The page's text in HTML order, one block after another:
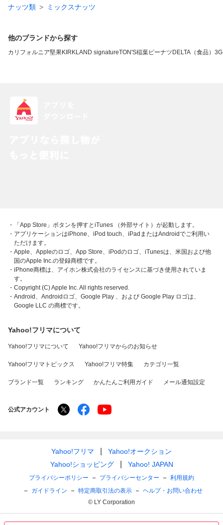
ナッツ類
ミックスナッツ
他のブランドから探す
カリフォルニア堅果KIRKLAND signatureTON'S稲葉ピーナツ DELTA（食品）
・「App Store」ボタンを押すとiTunes （外部サイト）が起動します。
・アプリケーションはiPhone、iPod touch、iPadまたはAndroidでご利用い
ただけます。
・Apple、Appleのロゴ、App Store、iPodのロゴ、iTunesは、米国および他
国のApple Inc.の登録商標です。
・iPhone商標は、アイホン株式会社のライセンスに基づき使用されていま
す。
・Copyright (C) Apple Inc. All rights reserved.
・Android、Androidロゴ、Google Play 、および Google Play ロゴは、
Google LLC の商標です。
Yahoo!フリマについて
Yahoo!フリマについて Yahoo!フリマからのお知らせ
Yahoo!フリマトピックス Yahoo!フリマ特集 カテゴリ一覧
ブランド一覧 ランキング かんたんご利用ガイド メール通知設定
公式アカウント
Yahoo!フリマ
Yahoo!オークション
Yahoo!ショッピング
Yahoo! JAPAN
プライバシーポリシー プライバシーセンター
利用規約
ガイドライン
特定商取引法の表示
ヘルプ・お問い合わせ
© LY Corporation